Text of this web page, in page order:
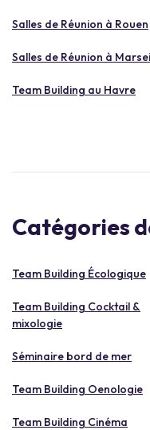
Salles de Réunion à Rouen
Salles de Réunion à
Team Building au Havre
Catégories
Team Building Écologique
Team Building Cocktail &
mixologie
Séminaire bord de mer
Team Building Oenologie
Team Building Cinéma